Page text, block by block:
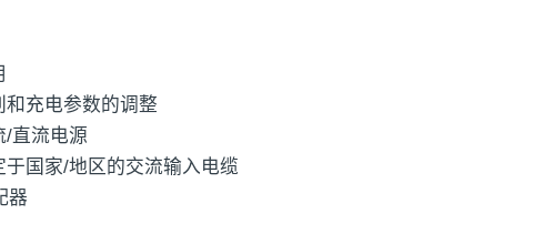
和充电参数的调整
/直流电源
国家/地区的交流输入电缆
器